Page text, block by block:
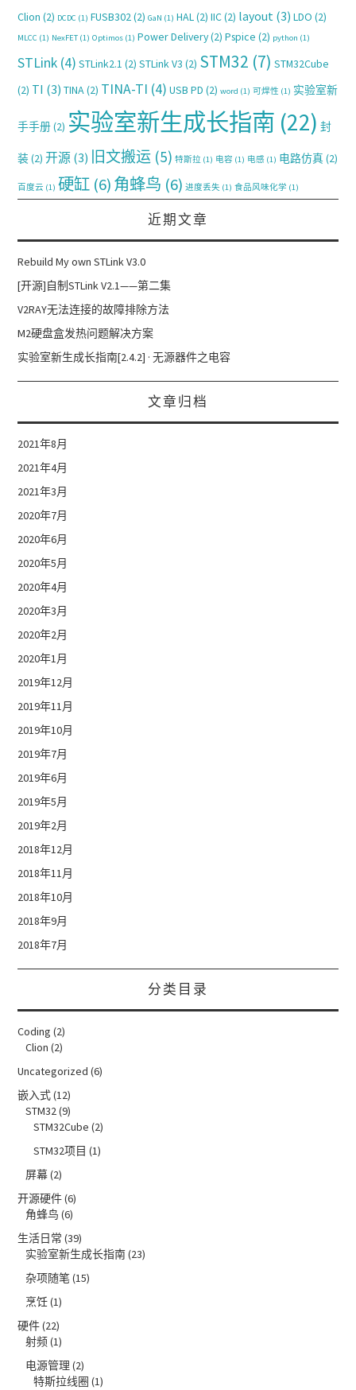
Clion (2) DCDC (1) FUSB302(2) GaN (1) HAL(2) IIC(2) layout (3) LDO (2)
MLCC (1) NexFET (1) Optimos (1) Power Delivery(2) Pspice (2) python (1)
STLink (4) STLink2.1 (2) STLink V3 (2) STM32 (7) STM32Cube
(2) TI (3) TINA(2) TINA-TI (4) USB PD (2) word (1) 可焊性 (1) 实验室新
手手册(2) 实验室新生成长指南 (22) 封
装 (2) 开源 (3) 旧文搬运 (5) 特斯拉 (1) 电容 (1) 电感 (1) 电路仿真 (2)
百度云 (1) 硬缸 (6)角蜂鸟 (6) 进度丢失 (1) 食品风味化学 (1)
近期文章
Rebuild My own STLink V3.0
[开源]自制STLink V2.1——第二集
V2RAY无法连接的故障排除方法
M2硬盘盒发热问题解决方案
实验室新生成长指南[2.4.2] · 无源器件之电容
文章归档
2021年8月
2021年4月
2021年3月
2020年7月
2020年6月
2020年5月
2020年4月
2020年3月
2020年2月
2020年1月
2019年12月
2019年11月
2019年10月
2019年7月
2019年6月
2019年5月
2019年2月
2018年12月
2018年11月
2018年10月
2018年9月
2018年7月
分类目录
Coding (2)
Clion (2)
Uncategorized (6)
嵌入式(12)
STM32(9)
STM32Cube (2)
STM32项目 (1)
屏幕(2)
开源硬件(6)
角蜂鸟 (6)
生活日常 (39)
实验室新生成长指南(23)
杂项随笔(15)
烹饪(1)
硬件(22)
射频(1)
电源管理 (2)
特斯拉线圈 (1)